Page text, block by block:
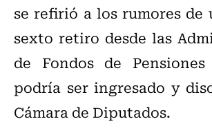
se refirió a los rumores de
sexto retiro desde las
de Fondos de
podría ser ingresado y
Cámara de Diputados.